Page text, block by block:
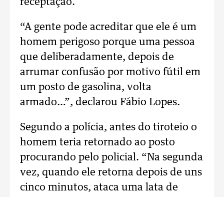
receptação.
“A gente pode acreditar que ele é um
homem perigoso porque uma pessoa
que deliberadamente, depois de
arrumar confusão por motivo fútil em
um posto de gasolina, volta
armado…”, declarou Fábio Lopes.
Segundo a polícia, antes do tiroteio o
homem teria retornado ao posto
procurando pelo policial. “Na segunda
vez, quando ele retorna depois de uns
cinco minutos, ataca uma lata de